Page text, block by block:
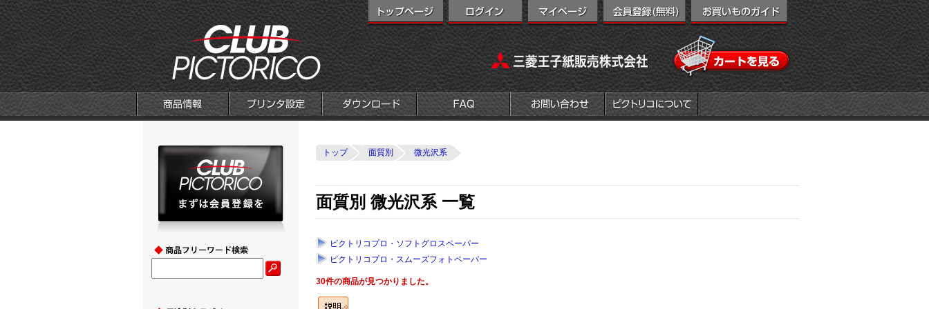
トップ 面質別 微光沢系
面質別 微光沢系 一覧
ピクトリコプロ・ソフトグロスペーパー
ピクトリコプロ・スムーズフォトペーパー
30件の商品が見つかりました。